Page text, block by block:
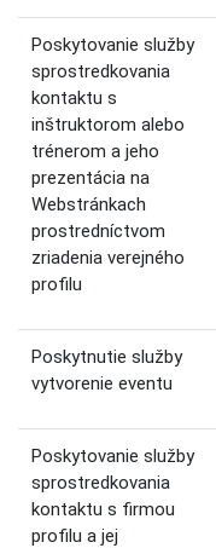
Poskytovanie služby
sprostredkovania
kontaktu s
inštruktorom alebo
trénerom a jeho
prezentácia na
Webstránkach
prostredníctvom
zriadenia verejného
profilu
Poskytnutie služby
vytvorenie eventu
Poskytovanie služby
sprostredkovania
kontaktu s firmou
profilu a jej